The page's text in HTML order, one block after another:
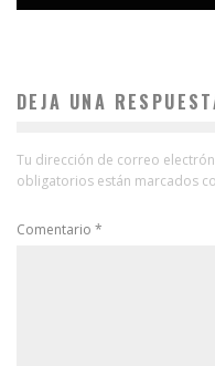
DEJA UNA
Tu dirección de correo
obligatorios están marcados
Comentario *